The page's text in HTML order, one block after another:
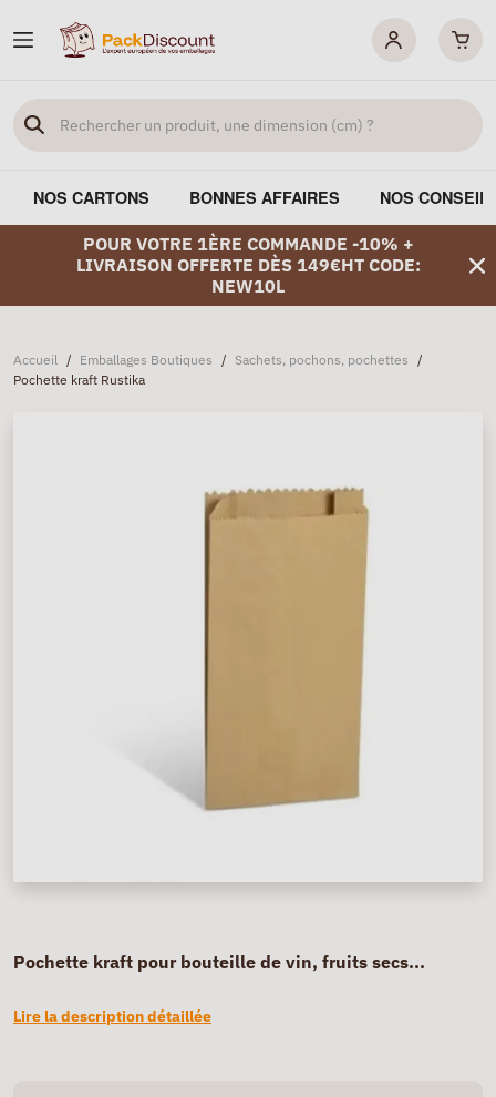
NOS CARTONS BONNES AFFAIRES NOS
POUR VOTRE 1ÈRE COMMANDE -10% +
LIVRAISON OFFERTE DÈS 149€HT CODE:
NEW10L
Accueil / Emballages Boutiques / Sachets, pochons, pochettes /
Pochette kraft Rustika
Pochette kraft pour bouteille de vin, fruits secs...
Lire la description détaillée